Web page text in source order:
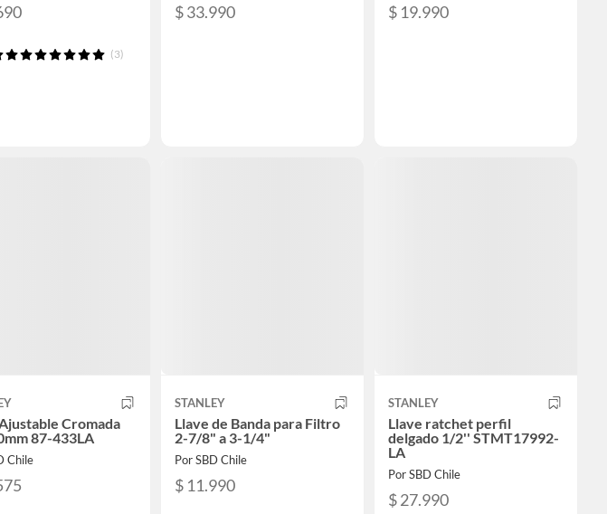
(3)
$ 33.990 $ 19.990
Cromada
87-433LA
Chile
STANLEY
Llave de Banda para Filtro
2-7/8" a 3-1/4"
Por SBD Chile
$ 11.990
STANLEY
Llave ratchet perfil
delgado 1/2'' STMT17992-
LA
Por SBD Chile
$ 27.990